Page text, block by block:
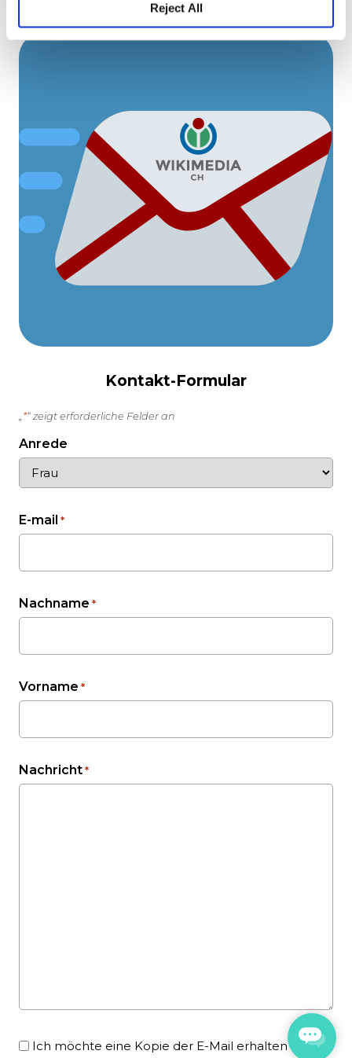
Reject All
Kontakt-Formular
*“ zeigt erforderliche Felder an
Anrede
E-mail *
Nachname *
Vorname *
Nachricht *
EmailIch möchte eine Kopie der E-Mail erhalten